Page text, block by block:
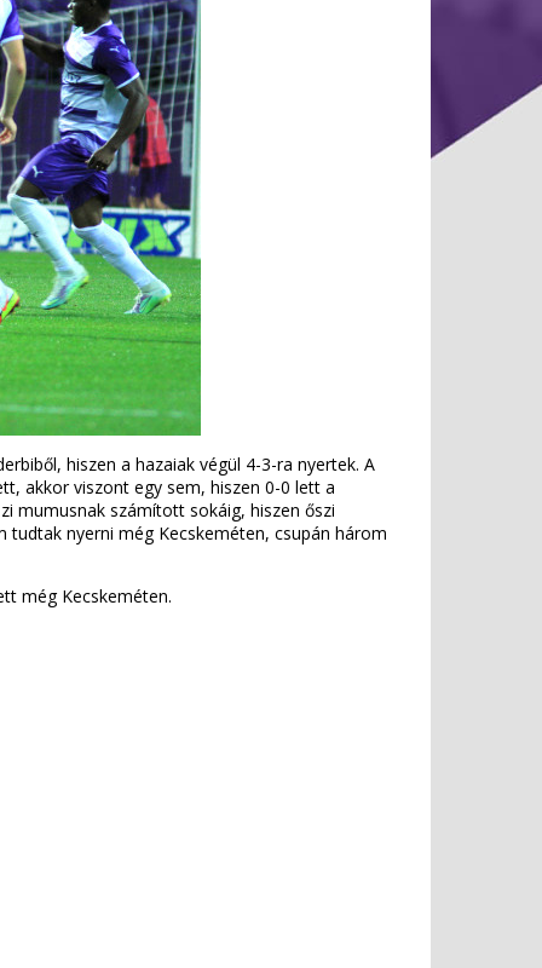
hiszen a hazaiak végül 4-3-ra nyertek. A
akkor viszont egy sem, hiszen 0-0 lett a
mumusnak számított sokáig, hiszen őszi
tudtak nyerni még Kecskeméten, csupán három
még Kecskeméten.